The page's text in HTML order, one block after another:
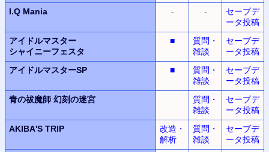
I.Q Mania
- -
セーブデ
ータ投稿
アイドルマスター
シャイニーフェスタ
■
質問・
雑談
セーブデ
ータ投稿
アイドルマスターSP
■
質問・
雑談
セーブデ
ータ投稿
青の祓魔師 幻刻の迷宮
質問・
雑談
セーブデ
ータ投稿
AKIBA'S TRIP
改造・
解析
質問・
雑談
セーブデ
ータ投稿